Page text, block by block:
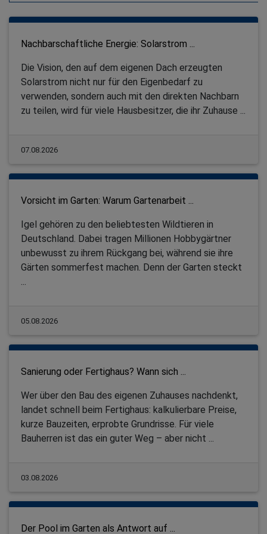
Nachbarschaftliche Energie: Solarstrom ...
Die Vision, den auf dem eigenen Dach erzeugten
Solarstrom nicht nur für den Eigenbedarf zu
verwenden, sondern auch mit den direkten Nachbarn
zu teilen, wird für viele Hausbesitzer, die ihr Zuhause ...
07.08.2026
Vorsicht im Garten: Warum Gartenarbeit ...
Igel gehören zu den beliebtesten Wildtieren in
Deutschland. Dabei tragen Millionen Hobbygärtner
unbewusst zu ihrem Rückgang bei, während sie ihre
Gärten sommerfest machen. Denn der Garten steckt
05.08.2026
Sanierung oder Fertighaus? Wann sich ...
Wer über den Bau des eigenen Zuhauses nachdenkt,
landet schnell beim Fertighaus: kalkulierbare Preise,
kurze Bauzeiten, erprobte Grundrisse. Für viele
Bauherren ist das ein guter Weg – aber nicht ...
03.08.2026
Der Pool im Garten als Antwort auf ...